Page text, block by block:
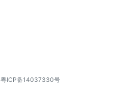
粤ICP备14037330号